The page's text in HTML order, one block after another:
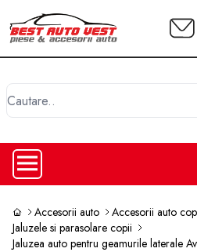
Accesorii auto
Accesorii auto
Jaluzele si parasolare copii
Jaluzea auto pentru geamurile laterale